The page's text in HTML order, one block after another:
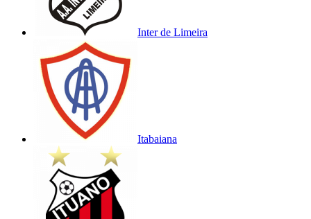
Inter de Limeira
Itabaiana